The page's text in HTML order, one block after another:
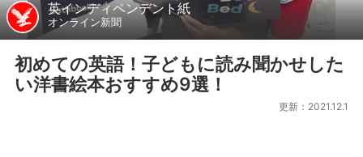
英インディペンデント紙
オンライン新聞
初めての英語！子どもに読み聞かせした
い洋書絵本おすすめ9選！
更新：2021.12.1